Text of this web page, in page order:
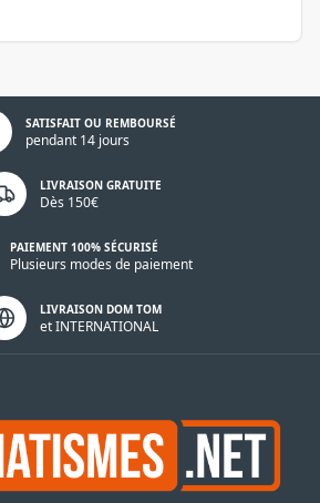
SATISFAIT OU REMBOURSÉ
pendant 14 jours
LIVRAISON GRATUITE
Dès 150€
PAIEMENT 100% SÉCURISÉ
Plusieurs modes de paiement
LIVRAISON DOM TOM
et INTERNATIONAL